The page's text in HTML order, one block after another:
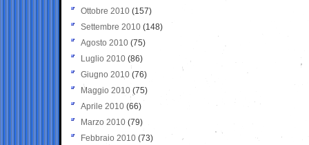
Ottobre 2010 (157)
Settembre 2010 (148)
Agosto 2010 (75)
Luglio 2010 (86)
Giugno 2010 (76)
Maggio 2010 (75)
Aprile 2010 (66)
Marzo 2010 (79)
Febbraio 2010 (73)